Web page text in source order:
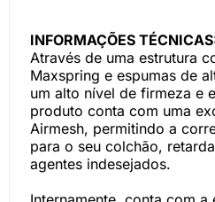
INFORMAÇÕES
Através de uma estrutura
Maxspring e espumas de
um alto nível de firmeza e
produto conta com uma
Airmesh, permitindo a
para o seu colchão,
agentes indesejados.